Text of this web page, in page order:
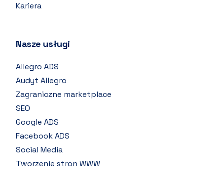
Kariera
Nasze usługi
Allegro ADS
Audyt Allegro
Zagraniczne marketplace
SEO
Google ADS
Facebook ADS
Social Media
Tworzenie stron WWW